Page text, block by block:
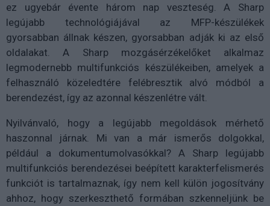
ez ugyebár évente három nap veszteség. A Sharp
legújabb technológiájával az MFP-készülékek
gyorsabban állnak készen, gyorsabban adják ki az első
oldalakat. A Sharp mozgásérzékelőket alkalmaz
legmodernebb multifunkciós készülékeiben, amelyek a
felhasználó közeledtére felébresztik alvó módból a
berendezést, így az azonnal készenlétre vált.
Nyilvánvaló, hogy a legújabb megoldások mérhető
haszonnal járnak. Mi van a már ismerős dolgokkal,
például a dokumentumolvasókkal? A Sharp legújabb
multifunkciós berendezései beépített karakterfelismerés
funkciót is tartalmaznak, így nem kell külön jogosítvány
ahhoz, hogy szerkeszthető formában szkenneljünk be